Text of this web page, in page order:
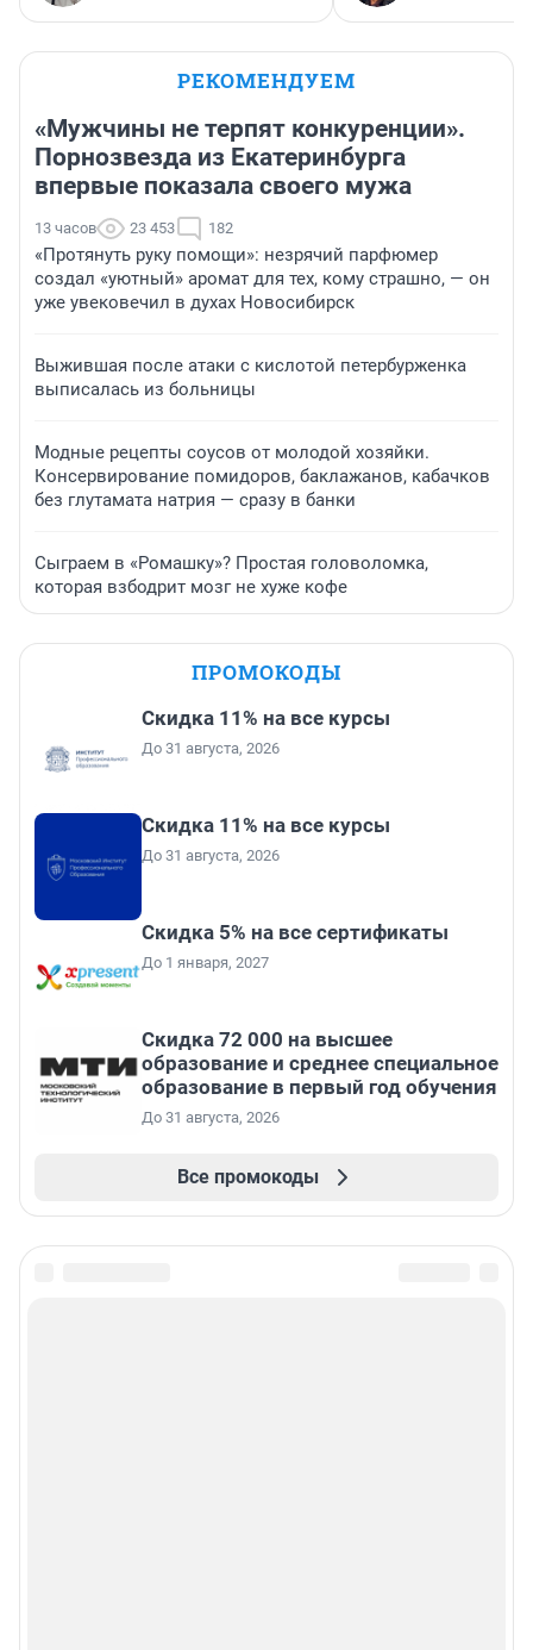
РЕКОМЕНДУЕМ
«Мужчины не терпят конкуренции».
Порнозвезда из Екатеринбурга
впервые показала своего мужа
13 часов 23 453 182
«Протянуть руку помощи»: незрячий парфюмер
создал «уютный» аромат для тех, кому страшно, — он
уже увековечил в духах Новосибирск
Выжившая после атаки с кислотой петербурженка
выписалась из больницы
Модные рецепты соусов от молодой хозяйки.
Консервирование помидоров, баклажанов, кабачков
без глутамата натрия — сразу в банки
Сыграем в «Ромашку»? Простая головоломка,
которая взбодрит мозг не хуже кофе
ПРОМОКОДЫ
Скидка 11% на все курсы
До 31 августа, 2026
Скидка 11% на все курсы
До 31 августа, 2026
Скидка 5% на все сертификаты
До 1 января, 2027
Скидка 72 000 на высшее
образование и среднее специальное
образование в первый год обучения
До 31 августа, 2026
Все промокоды